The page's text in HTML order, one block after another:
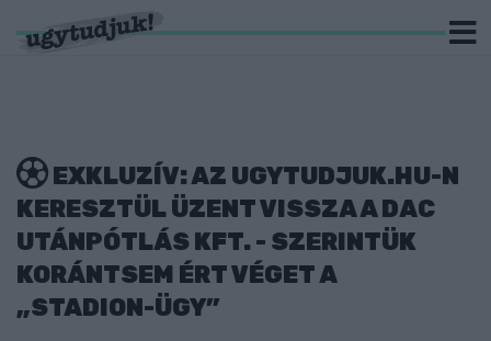
EXKLUZÍV: AZ UGYTUDJUK.HU-N
KERESZTÜL ÜZENT VISSZA A DAC
UTÁNPÓTLÁS KFT. - SZERINTÜK
KORÁNTSEM ÉRT VÉGET A
„STADION-ÜGY”